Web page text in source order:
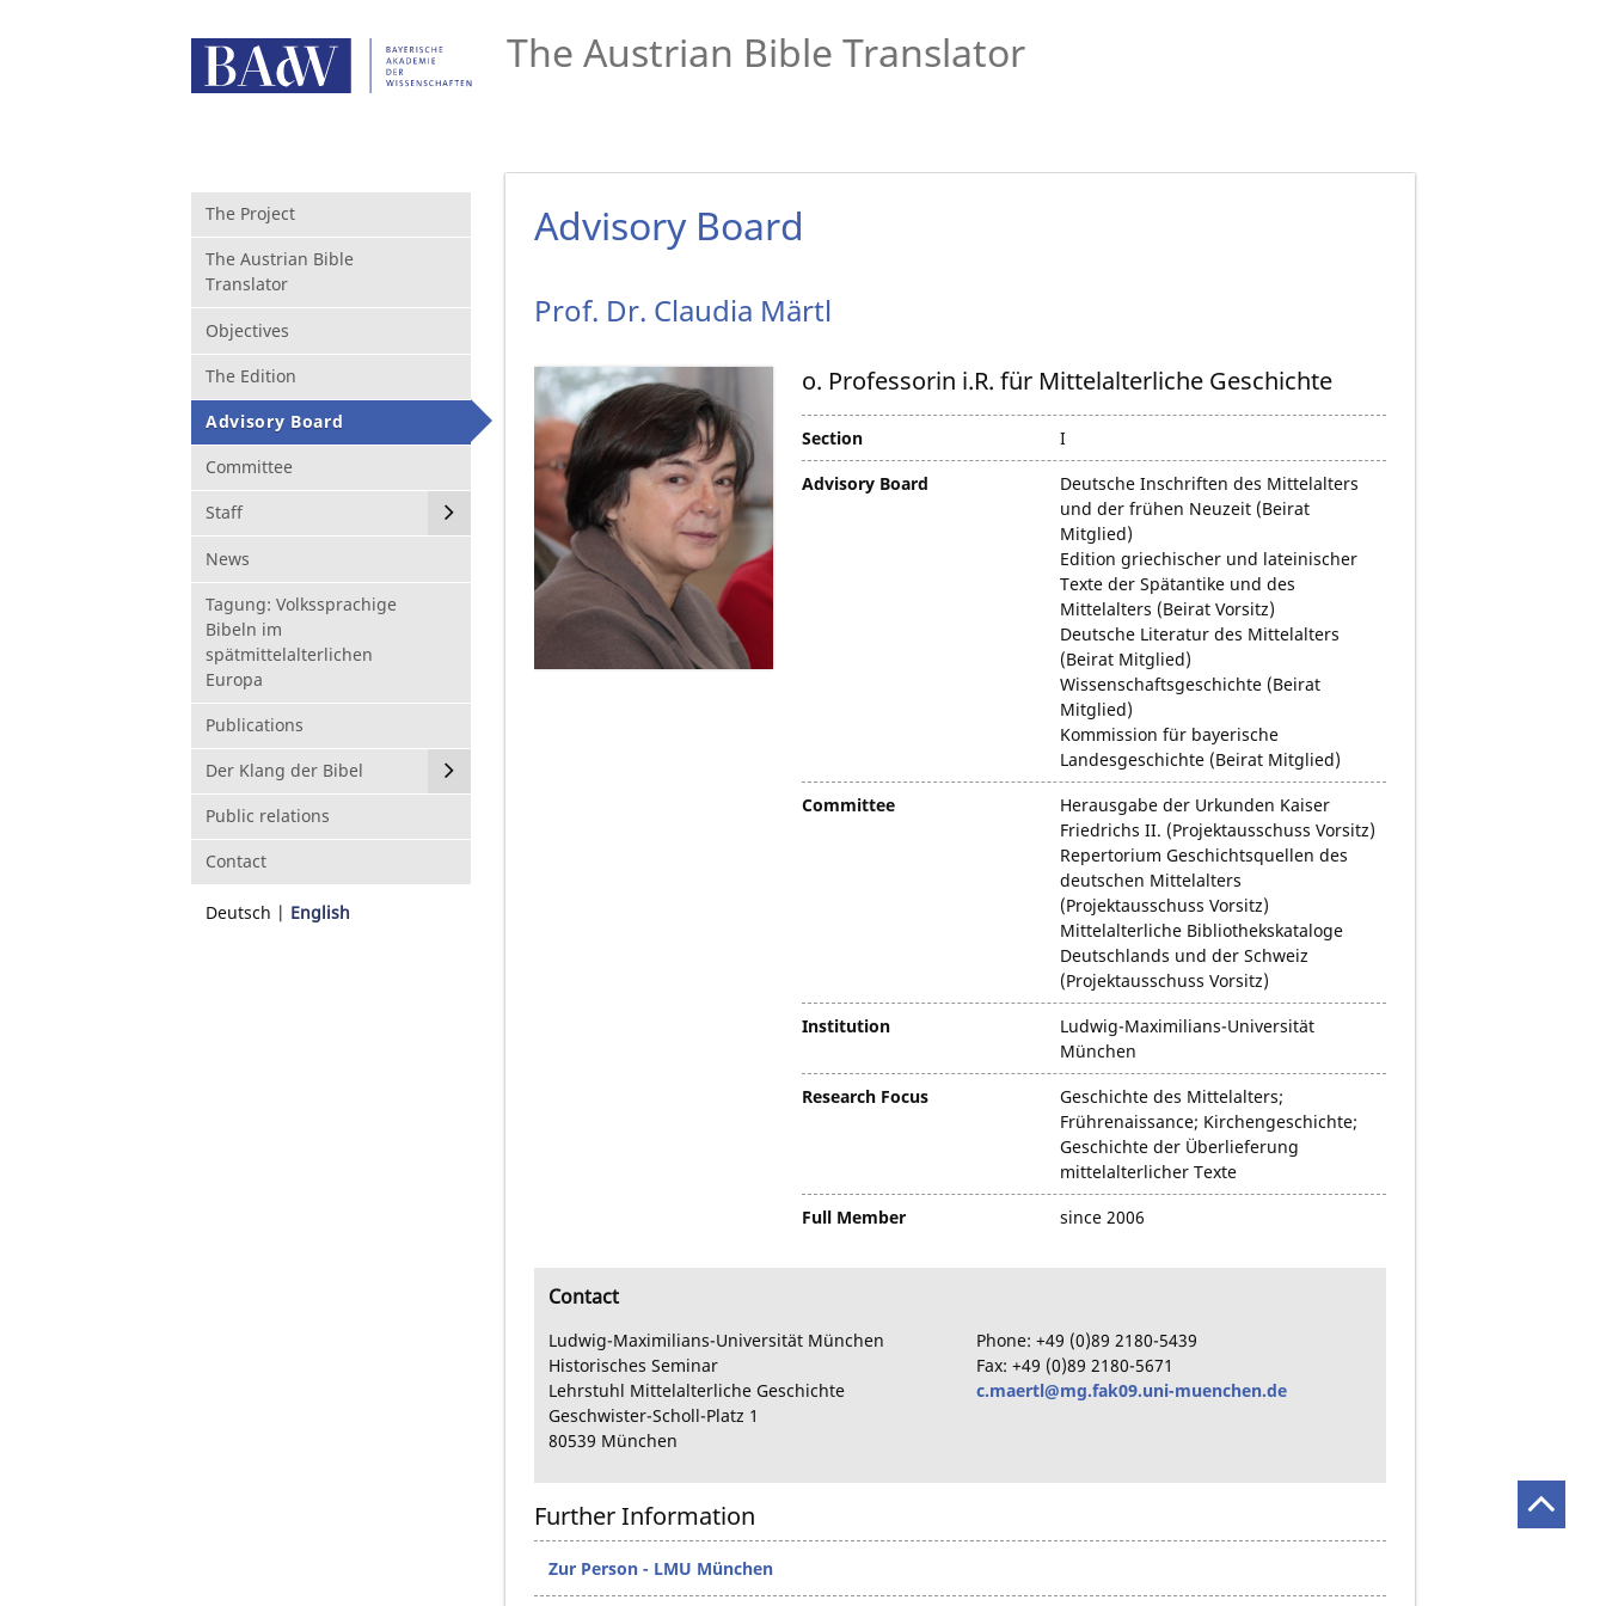
The Austrian Bible Translator
The Project
The Austrian Bible
Translator
Objectives
The Edition
Advisory Board
Committee
Staff
News
Tagung: Volkssprachige
Bibeln im
spätmittelalterlichen
Europa
Publications
Der Klang der Bibel
Public relations
Contact
Deutsch English
Advisory Board
Prof. Dr. Claudia Märtl
o. Professorin i.R. für Mittelalterliche Geschichte
Section
I
Advisory Board
Deutsche Inschriften des Mittelalters
und der frühen Neuzeit (Beirat
Mitglied)
Edition griechischer und lateinischer
Texte der Spätantike und des
Mittelalters (Beirat Vorsitz)
Deutsche Literatur des Mittelalters
(Beirat Mitglied)
Wissenschaftsgeschichte (Beirat
Mitglied)
Kommission für bayerische
Landesgeschichte (Beirat Mitglied)
Committee
Herausgabe der Urkunden Kaiser
Friedrichs II. (Projektausschuss Vorsitz)
Repertorium Geschichtsquellen des
deutschen Mittelalters
(Projektausschuss Vorsitz)
Mittelalterliche Bibliothekskataloge
Deutschlands und der Schweiz
(Projektausschuss Vorsitz)
Institution
Ludwig-Maximilians-Universität
München
Research Focus
Geschichte des Mittelalters;
Frührenaissance; Kirchengeschichte;
Geschichte der Überlieferung
mittelalterlicher Texte
Full Member
since 2006
Contact
Ludwig-Maximilians-Universität München
Historisches Seminar
Lehrstuhl Mittelalterliche Geschichte
Geschwister-Scholl-Platz 1
80539 München
Phone: +49 (0)89 2180-5439
Fax: +49 (0)89 2180-5671
c.maertl@mg.fak09.uni-muenchen.de
Further Information
Zur Person - LMU München